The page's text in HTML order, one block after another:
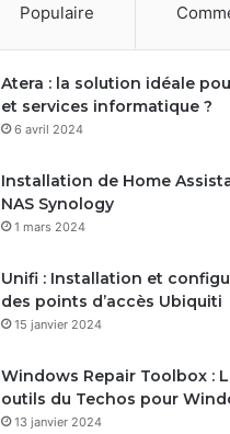
Populaire
Atera : la solution idéale
et services informatique ?
6 avril 2024
Installation de Home
NAS Synology
1 mars 2024
Unifi : Installation et
des points d’accès Ubiquiti
15 janvier 2024
Windows Repair Toolbox :
outils du Techos pour
13 janvier 2024